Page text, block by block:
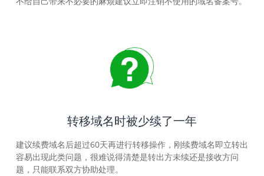
转移域名时被少续了一年
建议续费域名后超过60天再进行转移操作，刚续费域名即立转出
容易出现此类问题，很难说得清楚是转出方未续还是接收方问
题，只能联系双方协助处理。